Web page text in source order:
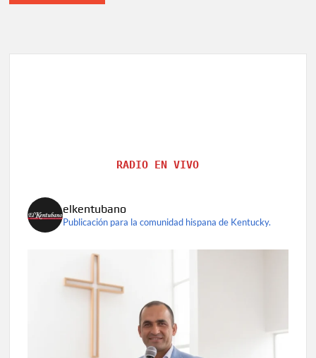
RADIO EN VIVO
elkentubano
Publicación para la comunidad hispana de Kentucky.